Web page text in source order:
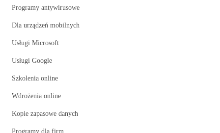
Programy antywirusowe
Dla urządzeń mobilnych
Usługi Microsoft
Usługi Google
Szkolenia online
Wdrożenia online
Kopie zapasowe danych
Programy dla firm